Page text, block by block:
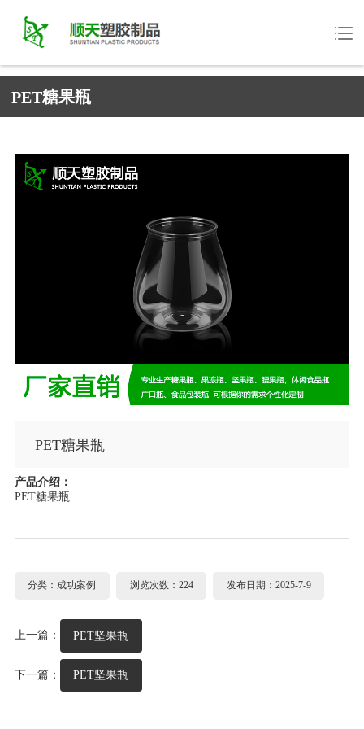
PET糖果瓶
PET糖果瓶
产品介绍：
PET糖果瓶
分类：成功案例 浏览次数：224 发布日期：2025-7-9
上一篇： PET坚果瓶
下一篇： PET坚果瓶